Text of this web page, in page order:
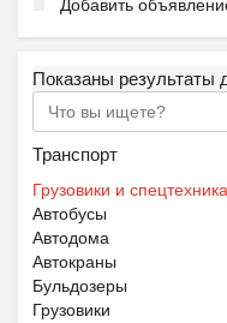
Добавить
Показаны результаты
Транспорт
Грузовики и спецтехника
Автобусы
Автодома
Автокраны
Бульдозеры
Грузовики